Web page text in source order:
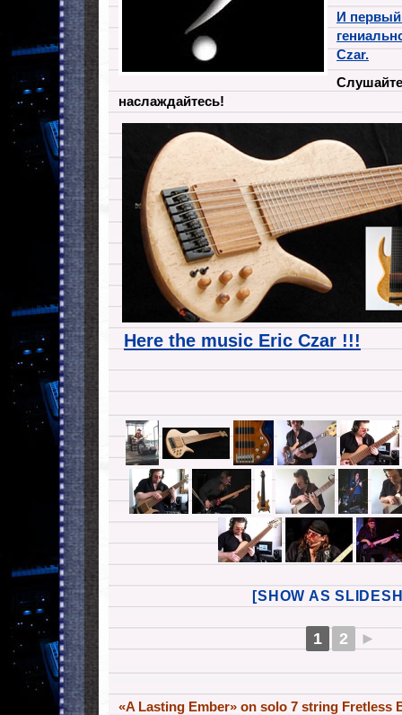
И первый
Czar.
наслаждайтесь!
Here the music Eric Czar !!!
[SHOW AS
1 2 ►
«A Lasting Ember» on solo 7 string Fretless